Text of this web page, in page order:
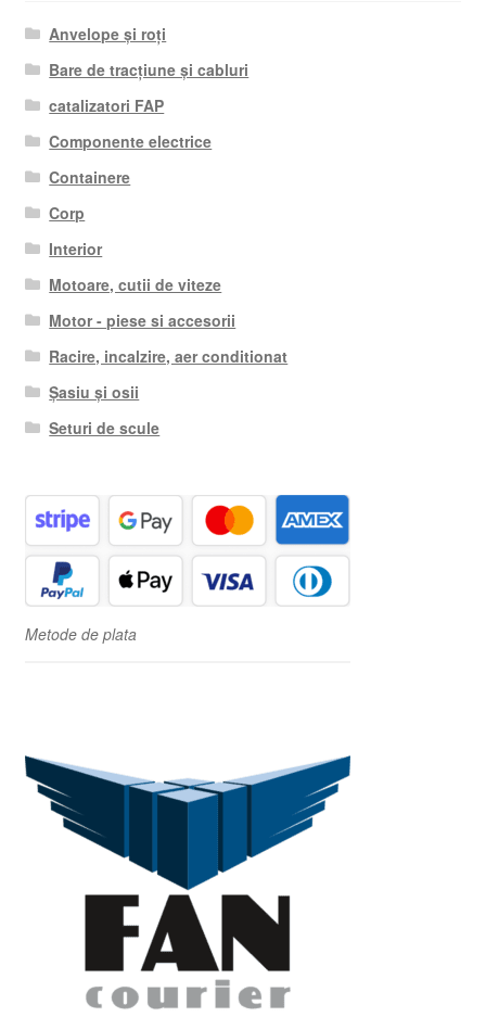
Anvelope și roți
Bare de tracțiune și cabluri
catalizatori FAP
Componente electrice
Containere
Corp
Interior
Motoare, cutii de viteze
Motor - piese si accesorii
Racire, incalzire, aer conditionat
Șasiu și osii
Seturi de scule
Metode de plata